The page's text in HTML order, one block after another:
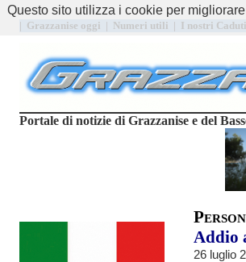
| Grazzanise oggi | Numeri utili | I nostri Caduti
Portale di notizie di Grazzanise e del
Addio
26 luglio
Questo sito utilizza i cookie per